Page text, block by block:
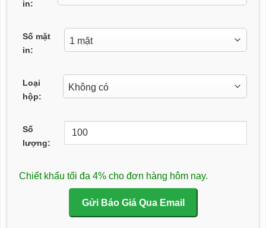
in:
Số mặt
in:
Loại
hộp:
Số
lượng:
Chiết khấu tối đa 4% cho đơn hàng hôm nay.
Gửi Báo Giá Qua Email